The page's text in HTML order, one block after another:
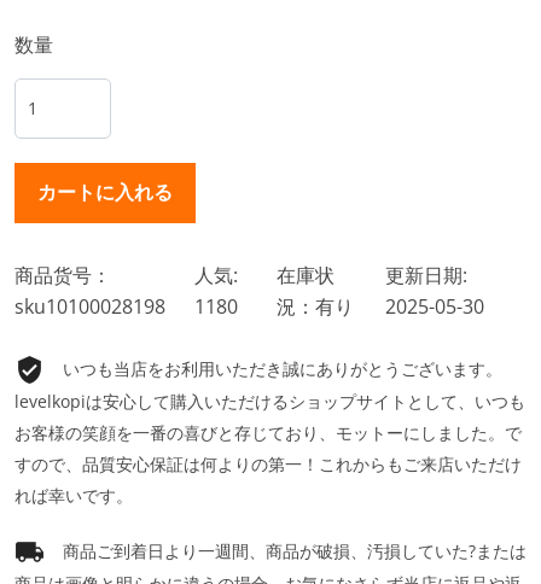
数量
商品货号：
sku10100028198
人気:
1180
在庫状
況：有り
更新日期:
2025-05-30
いつも当店をお利用いただき誠にありがとうございます。
levelkopiは安心して購入いただけるショップサイトとして、いつも
お客様の笑顔を一番の喜びと存じており、モットーにしました。で
すので、品質安心保証は何よりの第一！これからもご来店いただけ
れば幸いです。
商品ご到着日より一週間、商品が破損、汚損していた?または